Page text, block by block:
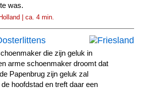
was.
| ca. 4 min.
die zijn geluk in
arme schoenmaker droomt dat
Papenbrug zijn geluk zal
hoofdstad en treft daar een